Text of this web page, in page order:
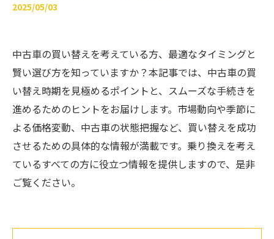
2025/05/03
中古車の買い替えを考えている方、最適なタイミングと
賢い選び方を知っていますか？本記事では、中古車の買
い替え時期を見極めるポイントと、スムーズな手続きを
進めるためのヒントをお届けします。市場動向や季節に
よる価格変動、中古車の状態把握など、買い替えを成功
させるための具体的な情報が満載です。乗り換えを考え
ているすべての方に役立つ情報を提供しますので、是非
ご覧ください。